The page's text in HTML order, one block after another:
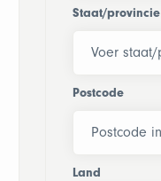
Staat/provincie
Postcode
Land